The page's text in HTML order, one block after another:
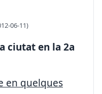
06-11)
ciutat en la 2a
en quelques